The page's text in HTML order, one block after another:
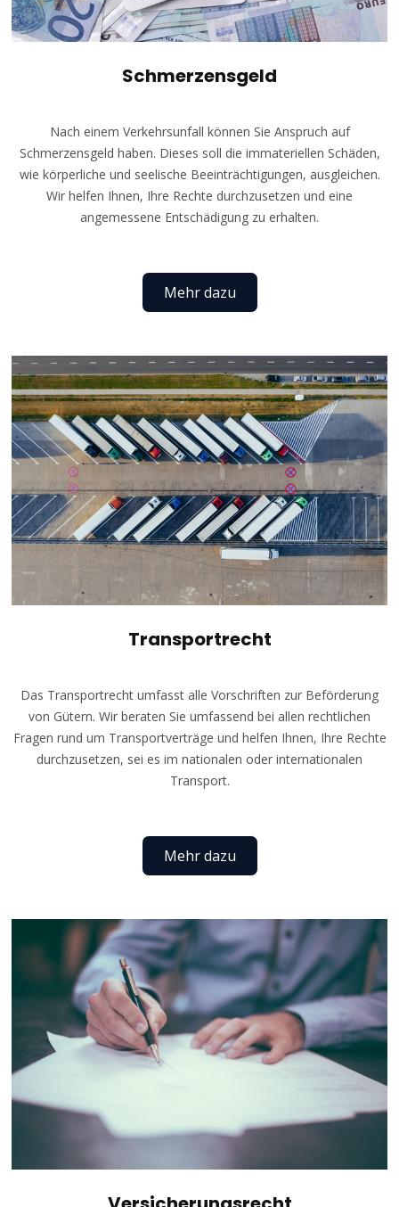
Schmerzensgeld
Nach einem Verkehrsunfall können Sie Anspruch auf
Schmerzensgeld haben. Dieses soll die immateriellen Schäden,
wie körperliche und seelische Beeinträchtigungen, ausgleichen.
Wir helfen Ihnen, Ihre Rechte durchzusetzen und eine
angemessene Entschädigung zu erhalten.
Mehr dazu
Transportrecht
Das Transportrecht umfasst alle Vorschriften zur Beförderung
von Gütern. Wir beraten Sie umfassend bei allen rechtlichen
Fragen rund um Transportverträge und helfen Ihnen, Ihre Rechte
durchzusetzen, sei es im nationalen oder internationalen
Transport.
Mehr dazu